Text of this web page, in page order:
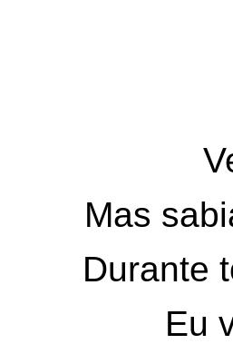
Mas
Durante
Eu